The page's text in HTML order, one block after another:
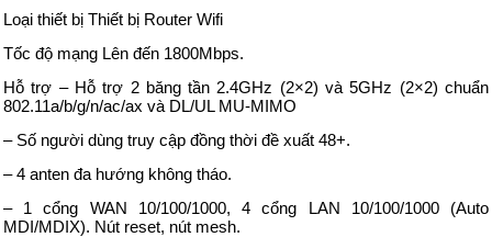
Loại thiết bị Thiết bị Router Wifi
Tốc độ mạng Lên đến 1800Mbps.
Hỗ trợ – Hỗ trợ 2 băng tần 2.4GHz (2×2) và 5GHz (2×2) chuẩn
802.11a/b/g/n/ac/ax và DL/UL MU-MIMO
– Số người dùng truy cập đồng thời đề xuất 48+.
– 4 anten đa hướng không tháo.
– 1 cổng WAN 10/100/1000, 4 cổng LAN 10/100/1000 (Auto
MDI/MDIX). Nút reset, nút mesh.